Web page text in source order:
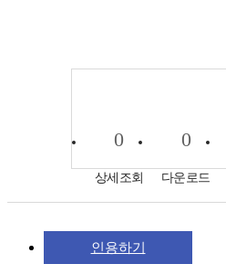
0
상세조회
0
다운로드
인용하기